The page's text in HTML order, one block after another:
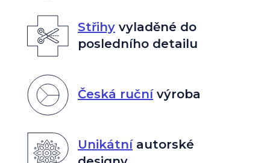
Střihyvyladěné do
posledního detailu
Česká ručnívýroba
Unikátníautorské